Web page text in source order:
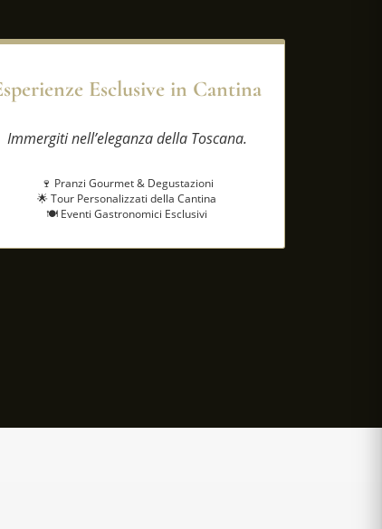
Esclusive in Cantina
Immergiti nell’eleganza della Toscana.
🍷 Pranzi Gourmet & Degustazioni
🌟 Tour Personalizzati della Cantina
🍽️ Eventi Gastronomici Esclusivi